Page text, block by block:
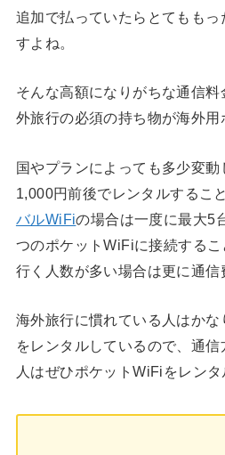
追加で払っていたらとてももっ
すよね。
そんな高額になりがちな通信
外旅行の必須の持ち物が海外用
国やプランによっても多少変動
1,000円前後でレンタルするこ
バルWiFiの場合は一度に最大5
つのポケットWiFiに接続する
行く人数が多い場合は更に通信
海外旅行に慣れている人はか
をレンタルしているので、通
人はぜひポケットWiFiをレンタ